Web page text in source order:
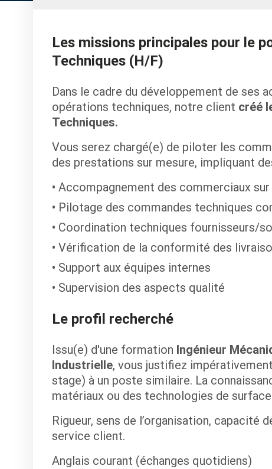
Les missions principales pour le
Techniques (H/F)
Dans le cadre du développement de ses
opérations techniques, notre client créé
Techniques.
Vous serez chargé(e) de piloter les
des prestations sur mesure, impliquant
Accompagnement des commerciaux
Pilotage des commandes techniques
Coordination techniques fournisseurs/
Vérification de la conformité des
Support aux équipes internes
Supervision des aspects qualité
Le profil recherché
Issu(e) d'une formation Ingénieur
Industrielle, vous justifiez
stage) à un poste similaire. La
matériaux ou des technologies de
Rigueur, sens de l’organisation, capacité
service client.
Anglais courant (échanges quotidiens)